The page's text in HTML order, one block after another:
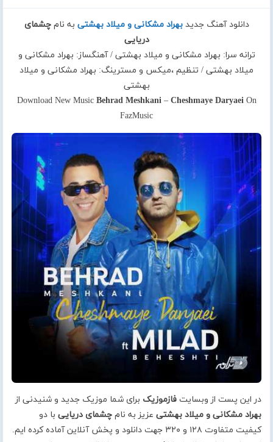
دانلود آهنگ جدیدبهراد مشکانی و میلاد بهشتی به نامچشمای
دریایی
ترانه سرا: بهراد مشکانی و میلاد بهشتی / آهنگساز: بهراد مشکانی و
میلاد بهشتی / تنظیم ،میکس و مسترینگ: بهراد مشکانی و میلاد
بهشتی
Download New Music Behrad Meshkani– Cheshmaye DaryaeiOn
FazMusic
در این پست از وبسایتفازموزیک برای شما موزیک جدید و شنیدنی از
بهراد مشکانی و میلاد بهشتی عزیز به نامچشمای دریایی با دو
کیفیت متفاوت ۱۲۸ و ۳۲۰ جهت دانلود و پخش آنلاین آماده کرده ایم.